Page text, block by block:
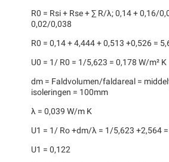
R0 = Rsi + Rse + ∑ R/λ; 0,14 + 0,16/
0,02/0,038
R0 = 0,14 + 4,444 + 0,513 +0,526 =
U0 = 1/ R0 = 1/5,623 = 0,178 W/m² K
dm = Faldvolumen/faldareal =
isoleringen = 100mm
λ = 0,039 W/m K
U1 = 1/ Ro +dm/λ = 1/5,623 +2,564
U1 = 0,122